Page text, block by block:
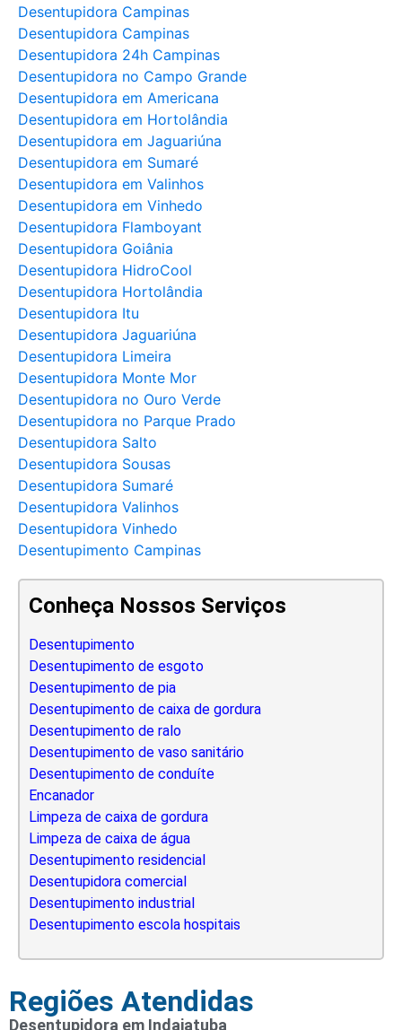
Desentupidora Campinas
Desentupidora Campinas
Desentupidora 24h Campinas
Desentupidora no Campo Grande
Desentupidora em Americana
Desentupidora em Hortolândia
Desentupidora em Jaguariúna
Desentupidora em Sumaré
Desentupidora em Valinhos
Desentupidora em Vinhedo
Desentupidora Flamboyant
Desentupidora Goiânia
Desentupidora HidroCool
Desentupidora Hortolândia
Desentupidora Itu
Desentupidora Jaguariúna
Desentupidora Limeira
Desentupidora Monte Mor
Desentupidora no Ouro Verde
Desentupidora no Parque Prado
Desentupidora Salto
Desentupidora Sousas
Desentupidora Sumaré
Desentupidora Valinhos
Desentupidora Vinhedo
Desentupimento Campinas
Conheça Nossos Serviços
Desentupimento
Desentupimento de esgoto
Desentupimento de pia
Desentupimento de caixa de gordura
Desentupimento de ralo
Desentupimento de vaso sanitário
Desentupimento de conduíte
Encanador
Limpeza de caixa de gordura
Limpeza de caixa de água
Desentupimento residencial
Desentupidora comercial
Desentupimento industrial
Desentupimento escola hospitais
Regiões Atendidas
Desentupidora em Indaiatuba